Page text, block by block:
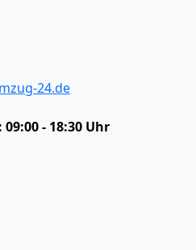
24.de
09:00 - 18:30 Uhr